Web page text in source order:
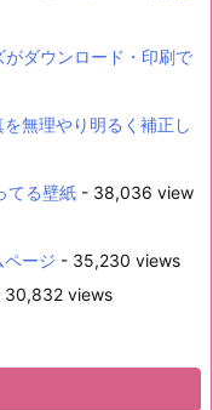
ダウンロード・印刷で
無理やり明るく補正し
てる壁紙 - 38,036 view
ージ - 35,230 views
30,832 views